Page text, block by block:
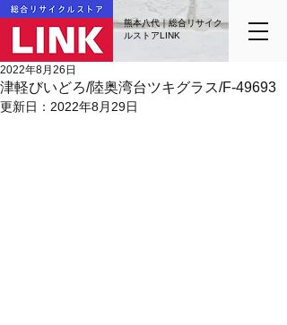
熊本八代｜総合リサイク
ルストアLINK
津軽びいどろ/陸奥湾台ツキグラス/F-49693
2022年8月26日
更新日： 2022年8月29日